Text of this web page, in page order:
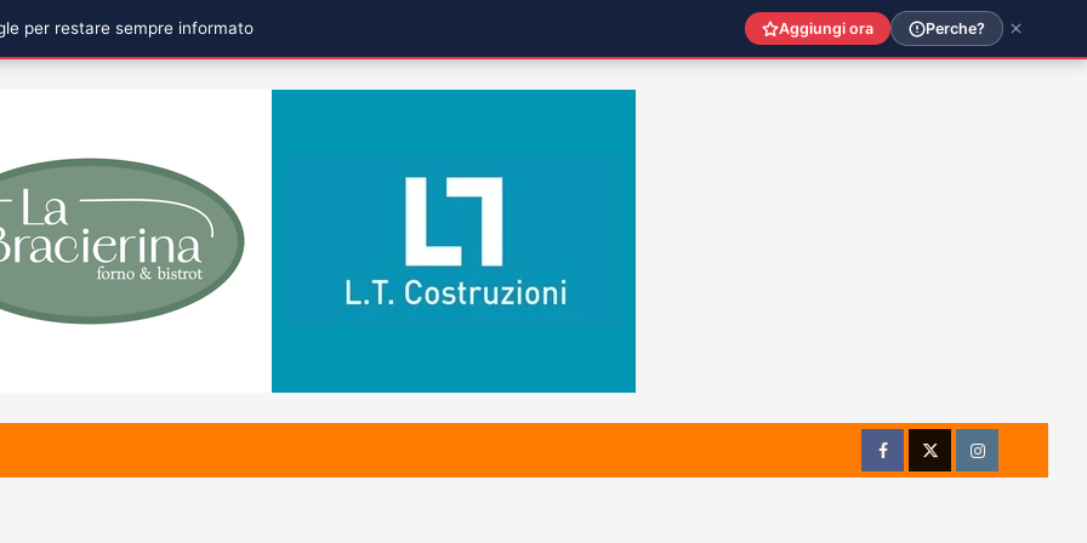
FacebookTwitterInstagram
per restare sempre informato Aggiungi ora Perche?